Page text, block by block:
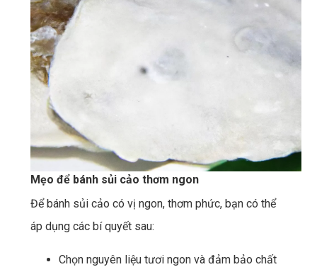
Mẹo để bánh sủi cảo thơm ngon
Để bánh sủi cảo có vị ngon, thơm phức, bạn có thể
áp dụng các bí quyết sau:
Chọn nguyên liệu tươi ngon và đảm bảo chất